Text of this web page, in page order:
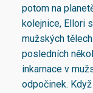
potom na
kolejnice, Ellori
mužských
posledních
inkarnace v
odpočinek.